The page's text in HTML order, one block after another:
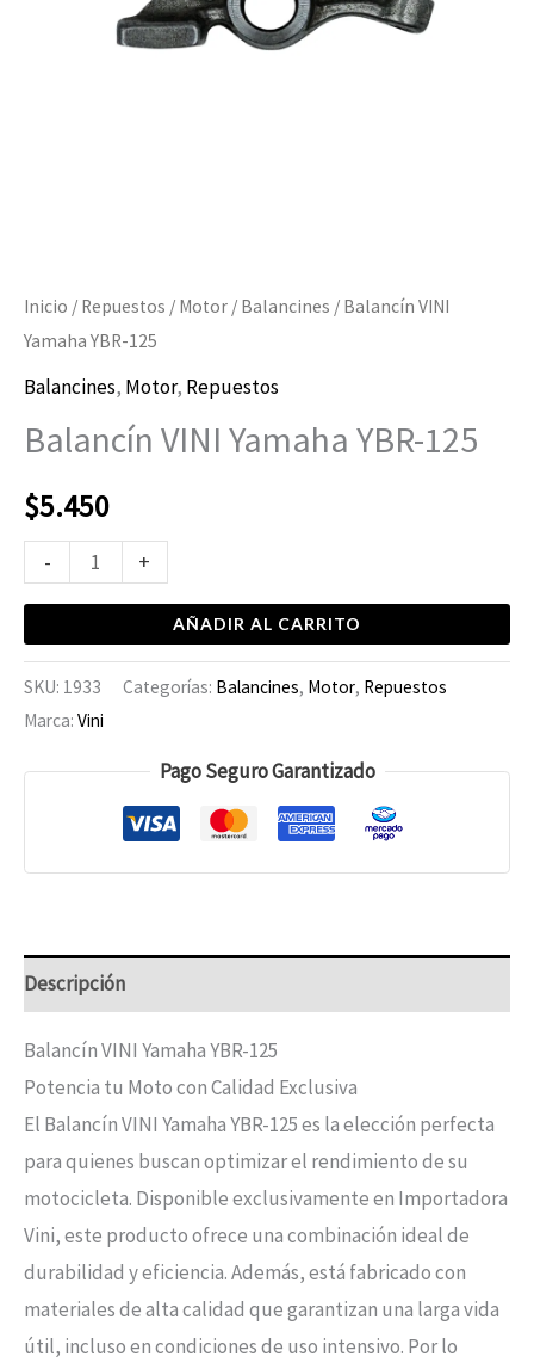
Inicio / Repuestos / Motor / Balancines / Balancín VINI
Yamaha YBR-125
Balancines, Motor, Repuestos
Balancín VINI Yamaha YBR-125
$5.450
- +
AÑADIR AL CARRITO
SKU: 1933 Categorías: Balancines, Motor, Repuestos
Marca: Vini
Pago Seguro Garantizado
Descripción
Balancín VINI Yamaha YBR-125
Potencia tu Moto con Calidad Exclusiva
El Balancín VINI Yamaha YBR-125 es la elección perfecta
para quienes buscan optimizar el rendimiento de su
motocicleta. Disponible exclusivamente en Importadora
Vini, este producto ofrece una combinación ideal de
durabilidad y eficiencia. Además, está fabricado con
materiales de alta calidad que garantizan una larga vida
útil, incluso en condiciones de uso intensivo. Por lo